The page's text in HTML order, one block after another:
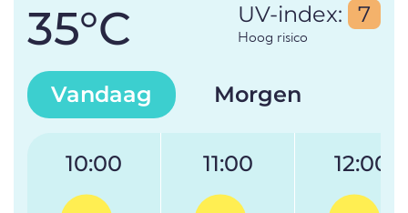
35°C UV-index: 7
Hoog risico
Vandaag Morgen
10:00 11:00 12:00